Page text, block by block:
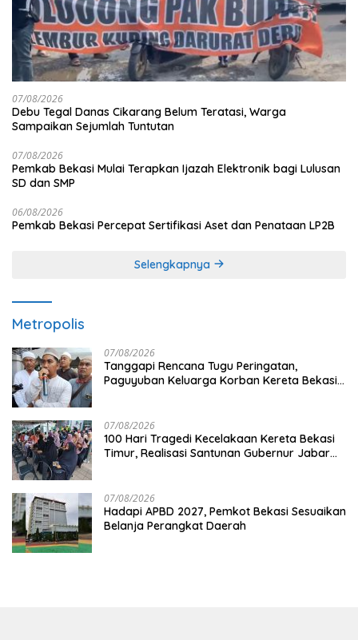
07/08/2026
Debu Tegal Danas Cikarang Belum Teratasi, Warga
Sampaikan Sejumlah Tuntutan
07/08/2026
Pemkab Bekasi Mulai Terapkan Ijazah Elektronik bagi Lulusan
SD dan SMP
06/08/2026
Pemkab Bekasi Percepat Sertifikasi Aset dan Penataan LP2B
Selengkapnya
Metropolis
07/08/2026
Tanggapi Rencana Tugu Peringatan,
Paguyuban Keluarga Korban Kereta Bekasi
07/08/2026
100 Hari Tragedi Kecelakaan Kereta Bekasi
Timur, Realisasi Santunan Gubernur Jabar
07/08/2026
Hadapi APBD 2027, Pemkot Bekasi Sesuaikan
Belanja Perangkat Daerah